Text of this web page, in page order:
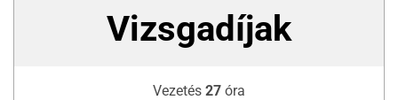
Vizsgadíjak
Vezetés 27 óra